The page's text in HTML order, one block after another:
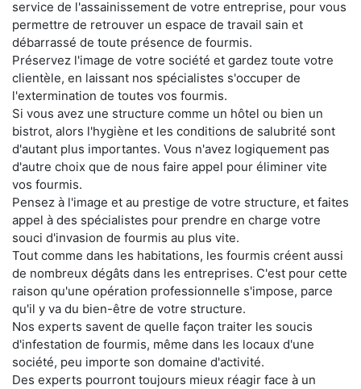
service de l'assainissement de votre entreprise, pour vous
permettre de retrouver un espace de travail sain et
débarrassé de toute présence de fourmis.
Préservez l'image de votre société et gardez toute votre
clientèle, en laissant nos spécialistes s'occuper de
l'extermination de toutes vos fourmis.
Si vous avez une structure comme un hôtel ou bien un
bistrot, alors l'hygiène et les conditions de salubrité sont
d'autant plus importantes. Vous n'avez logiquement pas
d'autre choix que de nous faire appel pour éliminer vite
vos fourmis.
Pensez à l'image et au prestige de votre structure, et faites
appel à des spécialistes pour prendre en charge votre
souci d'invasion de fourmis au plus vite.
Tout comme dans les habitations, les fourmis créent aussi
de nombreux dégâts dans les entreprises. C'est pour cette
raison qu'une opération professionnelle s'impose, parce
qu'il y va du bien-être de votre structure.
Nos experts savent de quelle façon traiter les soucis
d'infestation de fourmis, même dans les locaux d'une
société, peu importe son domaine d'activité.
Des experts pourront toujours mieux réagir face à un